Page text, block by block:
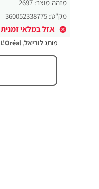
מזהה מוצר: 2697
מק"ט: 360052338775
אזל במלאי זמנית
מותגלוריאל,
L'Oréal